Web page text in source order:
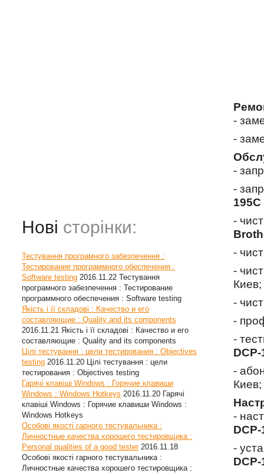
Нові сторінки:
Тестування програмного забезпечення :
Тестирование программного обеспечения :
Software testing 2016.11.22 Тестування
програмного забезпечення : Тестирование
программного обеспечения : Software testing
Якість і її складові : Качество и его
составляющие : Quality and its components
2016.11.21 Якість і її складові : Качество и его
составляющие : Quality and its components
Цілі тестування : цели тестирования : Objectives
testing 2016.11.20 Цілі тестування : цели
тестирования : Objectives testing
Гарячі клавіші Windows : Горячие клавиши
Windows : Windows Hotkeys 2016.11.20 Гарячі
клавіші Windows : Горячие клавиши Windows :
Windows Hotkeys
Особові якості гарного тестувальника :
Личностные качества хорошего тестировщика :
Personal qualities of a good tester 2016.11.18
Особові якості гарного тестувальника :
Личностные качества хорошего тестировщика :
-
-
-
-
195C
-
-
-
Киев;
-
-
-
-
Киев;
-
-